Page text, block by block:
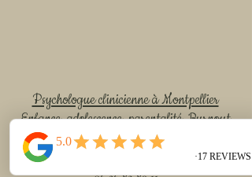
Psychologue clinicienne à Montpellier
Enfance, adolescence, parentalité, Burnout
Parental
brunebuchet.psychologue@gmail.com